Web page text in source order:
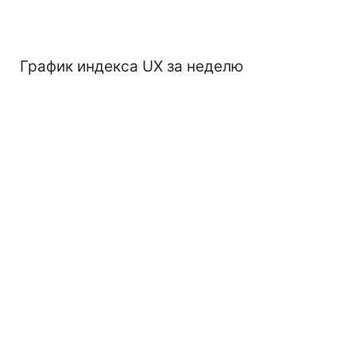
График индекса UX за неделю